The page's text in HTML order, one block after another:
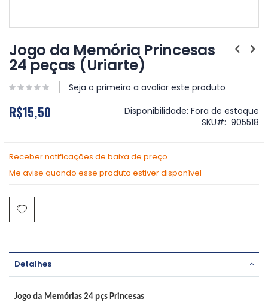
para
o
início
Galeria
imagens
Jogo da Memória Princesas
24 peças (Uriarte)
Seja o primeiro a avaliar este produto
R$15,50 Disponibilidade: Fora de estoque
SKU
905518
Receber notificações de baixa de preço
Me avise quando esse produto estiver disponível
Detalhes
Jogo da Memórias 24 pçs Princesas